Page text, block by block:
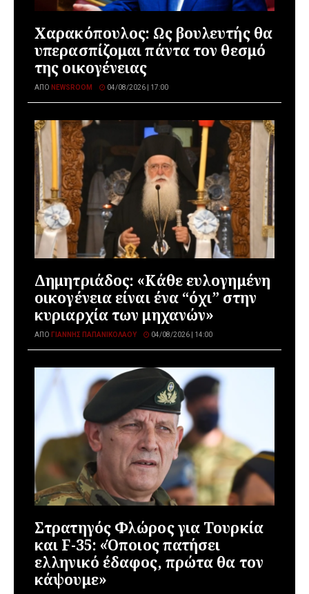
Χαρακόπουλος: Ως βουλευτής θα
υπερασπίζομαι πάντα τον θεσμό
της οικογένειας
ΑΠΌ NEWSROOM 04/08/2026 | 17:00
Δημητριάδος: «Κάθε ευλογημένη
οικογένεια είναι ένα “όχι” στην
κυριαρχία των μηχανών»
ΑΠΌ ΓΙΆΝΝΗΣ ΠΑΠΑΝΙΚΟΛΆΟΥ 04/08/2026 | 14:00
Στρατηγός Φλώρος για Τουρκία
και F-35: «Όποιος πατήσει
ελληνικό έδαφος, πρώτα θα τον
κάψουμε»